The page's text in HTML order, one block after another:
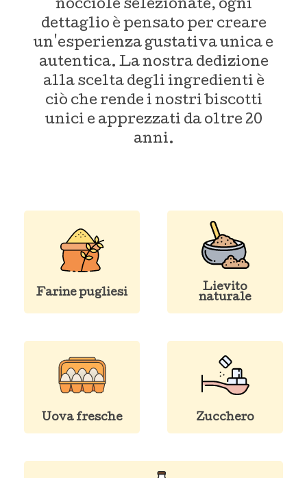
nocciole selezionate, ogni
dettaglio è pensato per creare
un'esperienza gustativa unica e
autentica. La nostra dedizione
alla scelta degli ingredienti è
ciò che rende i nostri biscotti
unici e apprezzati da oltre 20
anni.
Farine pugliesi
Lievito
naturale
Uova fresche Zucchero